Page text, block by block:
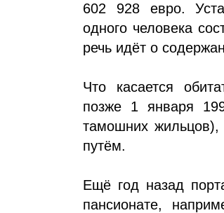
602 928 евро.
одного человека
речь идёт о
Что касается
позже 1 января
тамошних
путём.
Ещё год назад
пансионате,